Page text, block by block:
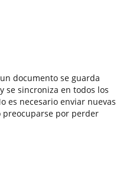
documento se guarda
se sincroniza en todos los
es necesario enviar nuevas
preocuparse por perder